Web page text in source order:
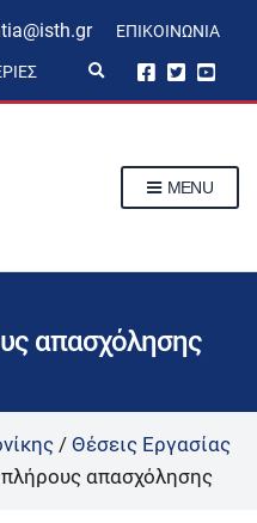
ΕΠΙΚΟΙΝΩΝΊΑ
p
m
MENU
απασχόλησης
/ Θέσεις Εργασίας
απασχόλησης